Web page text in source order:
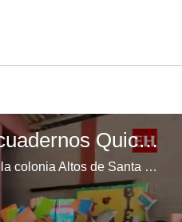
Escuela Enciende una Luz recibe cuadernos Quick, gracias a la Maratón del Saber
Los niños de la escuela Enciende una Luz, ubicada en la colonia Altos de Santa Rosa, al sur de Tegucigalpa, recibieron cuadernos Quick como parte de la Campaña Maratón del Saber.